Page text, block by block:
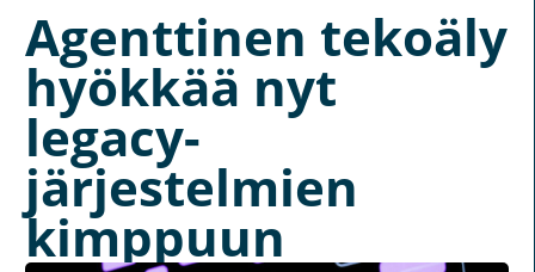
Agenttinen tekoäly
hyökkää nyt
legacy-
järjestelmien
kimppuun